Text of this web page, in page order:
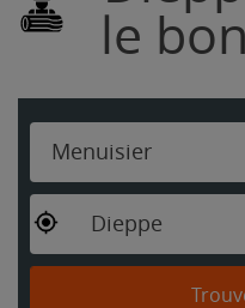
le
Menuisier
Dieppe